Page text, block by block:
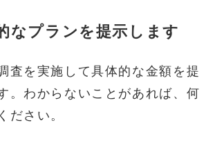
なプランを提示します
査を実施して具体的な金額を提
。わからないことがあれば、何
ださい。